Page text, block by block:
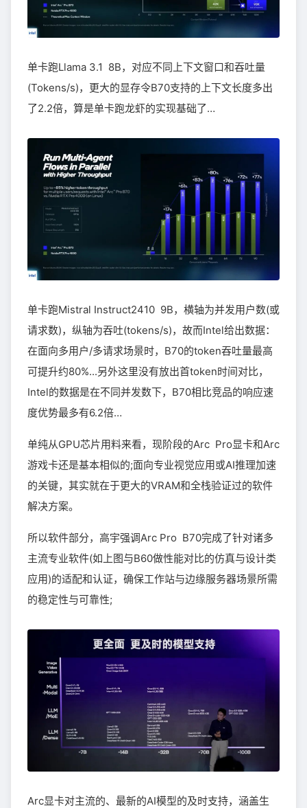
单卡跑Llama 3.1 8B，对应不同上下文窗口和吞吐量
(Tokens/s)，更大的显存令B70支持的上下文长度多出
了2.2倍，算是单卡跑龙虾的实现基础了…
单卡跑Mistral Instruct2410 9B，横轴为并发用户数(或
请求数)，纵轴为吞吐(tokens/s)，故而Intel给出数据：
在面向多用户/多请求场景时，B70的token吞吐量最高
可提升约80%...另外这里没有放出首token时间对比，
Intel的数据是在不同并发数下，B70相比竞品的响应速
度优势最多有6.2倍…
单纯从GPU芯片用料来看，现阶段的Arc Pro显卡和Arc
游戏卡还是基本相似的;面向专业视觉应用或AI推理加速
的关键，其实就在于更大的VRAM和全栈验证过的软件
解决方案。
所以软件部分，高宇强调Arc Pro B70完成了针对诸多
主流专业软件(如上图与B60做性能对比的仿真与设计类
应用)的适配和认证，确保工作站与边缘服务器场景所需
的稳定性与可靠性;
Arc显卡对主流的、最新的AI模型的及时支持，涵盖生